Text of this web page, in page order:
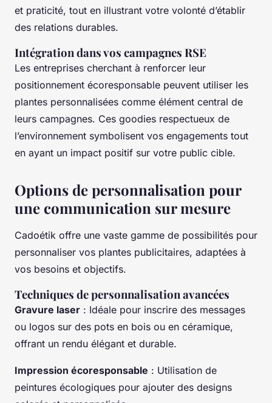
et praticité, tout en illustrant votre volonté d’établir
des relations durables.
Intégration dans vos campagnes RSE
Les entreprises cherchant à renforcer leur
positionnement écoresponsable peuvent utiliser les
plantes personnalisées comme élément central de
leurs campagnes. Ces goodies respectueux de
l’environnement symbolisent vos engagements tout
en ayant un impact positif sur votre public cible.
Options de personnalisation pour
une communication sur mesure
Cadoétik offre une vaste gamme de possibilités pour
personnaliser vos plantes publicitaires, adaptées à
vos besoins et objectifs.
Techniques de personnalisation avancées
Gravure laser : Idéale pour inscrire des messages
ou logos sur des pots en bois ou en céramique,
offrant un rendu élégant et durable.
Impression écoresponsable : Utilisation de
peintures écologiques pour ajouter des designs